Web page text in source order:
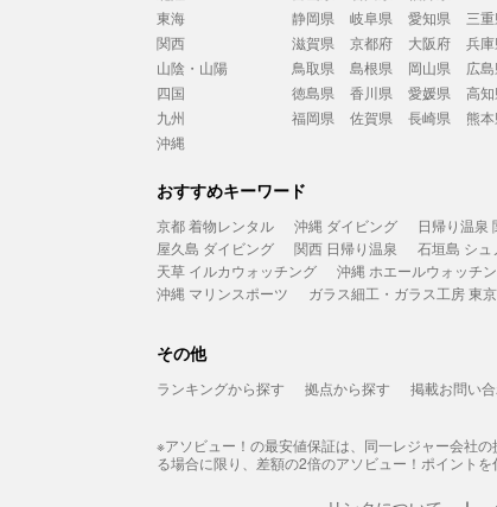
東海
静岡県 岐阜県 愛知県
三
関西
滋賀県 京都府 大阪府 兵
山陰・山陽
鳥取県 島根県 岡山県 広
四国
徳島県 香川県 愛媛県
高
九州
福岡県 佐賀県 長崎県 熊
沖縄
おすすめキーワード
京都 着物レンタル 沖縄 ダイビング 日帰り温泉
屋久島 ダイビング
関西 日帰り温泉 石垣島 シ
天草 イルカウォッチング
沖縄 ホエールウォッチ
沖縄 マリンスポーツ
ガラス細工・ガラス工房 東京
その他
ランキングから探す 拠点から探す 掲載お問い
※アソビュー！の最安値保証は、同一レジャー会社
る場合に限り、差額の2倍のアソビュー！ポイント